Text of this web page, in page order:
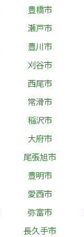
豊橋市
瀬戸市
豊川市
刈谷市
西尾市
常滑市
稲沢市
大府市
尾張旭市
豊明市
愛西市
弥富市
長久手市